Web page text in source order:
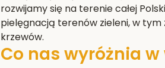
rozwijamy się na terenie całej
pielęgnacją terenów zieleni, w
krzewów.
Co nas wyróżnia